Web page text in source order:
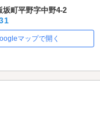
坂町平野字中野4-2
マップで開く